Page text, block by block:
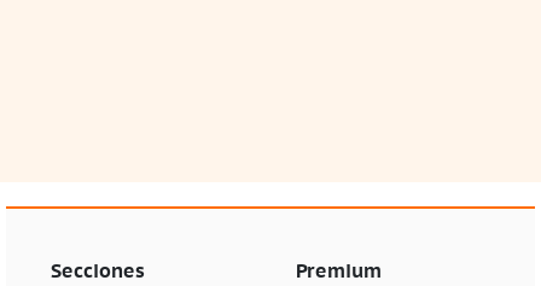
Secciones Premium